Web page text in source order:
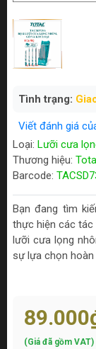
Tình trạng:
Viết đánh giá
Loại: Lưỡi cưa
Thương hiệu: Total
Barcode:
Bạn đang tìm
thực hiện các tác
lưỡi cưa lọng
sự lựa chọn
(Giá đã gồm VAT)